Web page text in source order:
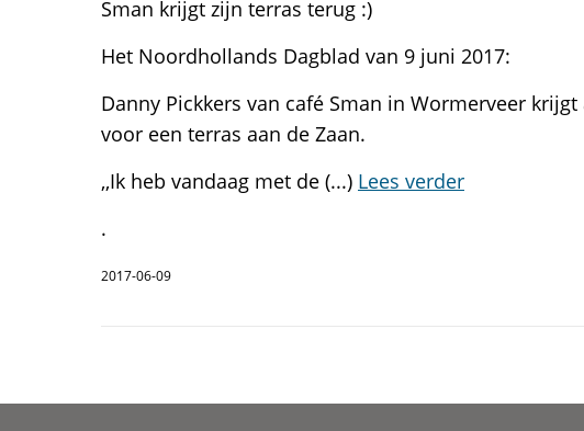
Sman krijgt zijn terras terug :)
Het Noordhollands Dagblad van 9 juni 2017:
Danny Pickkers van café Sman in Wormerveer
voor een terras aan de Zaan.
,,Ik heb vandaag met de (...) Lees verder
.
2017-06-09